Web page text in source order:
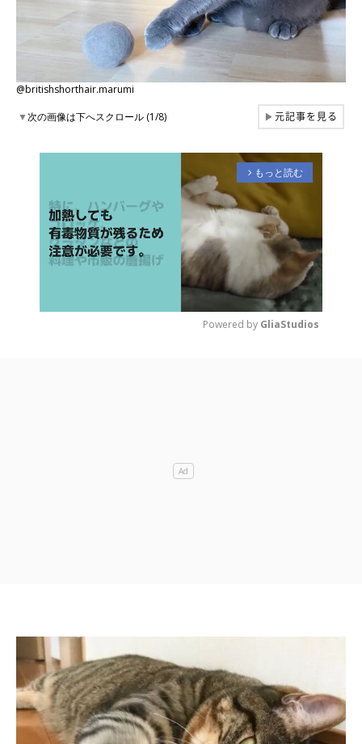
@britishshorthair.marumi
▼次の画像は下へスクロール (1/8) ▶元記事を見る
arrow_forward_ios もっと読む
Powered by GliaStudios